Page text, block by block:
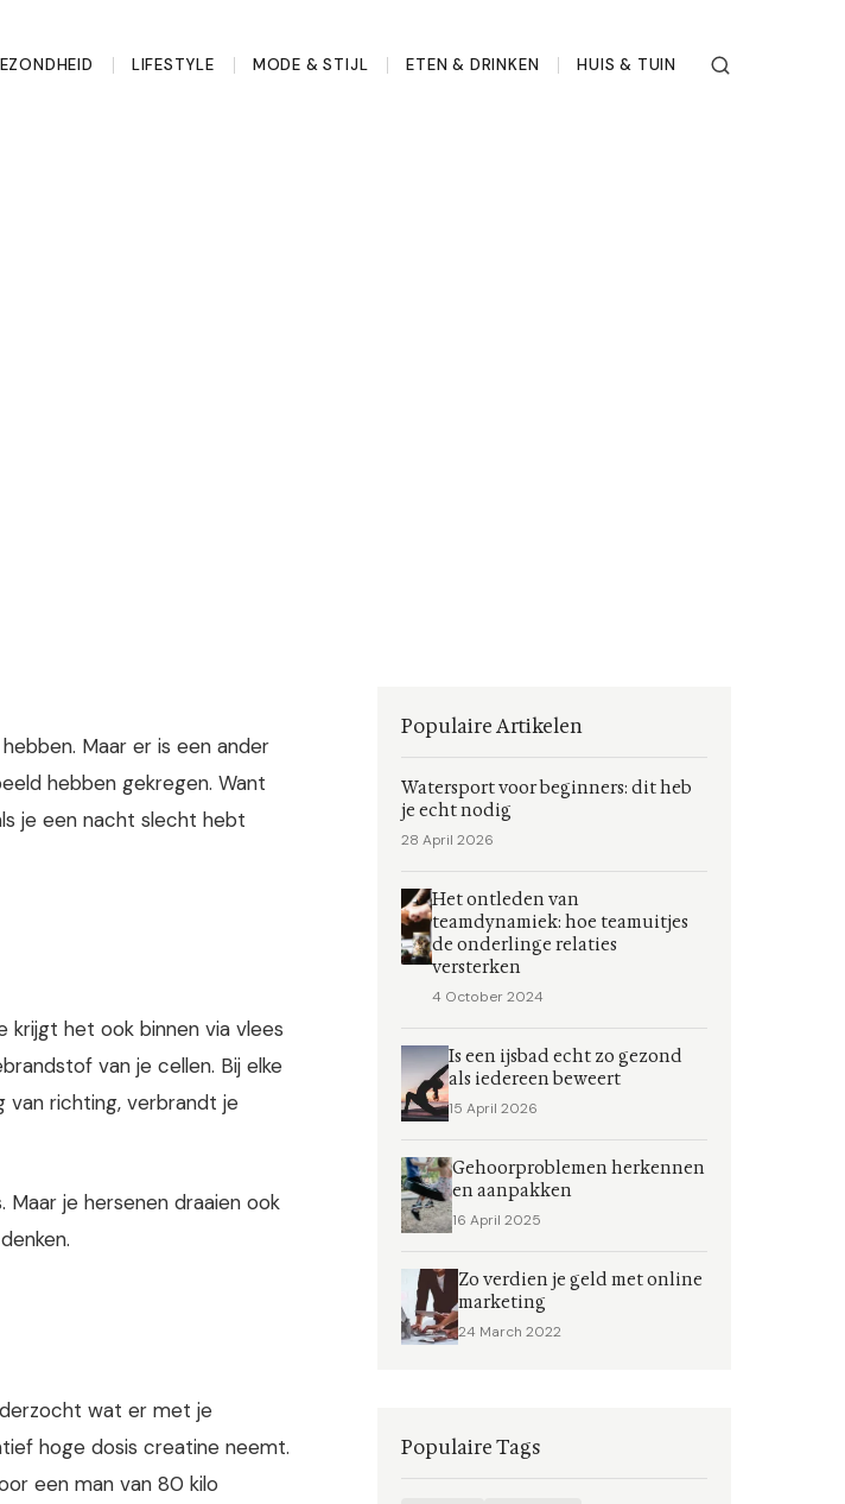
LIFESTYLE MODE & STIJL ETEN & DRINKEN HUIS & TUIN
Maar er is een ander
hebben gekregen. Want
je een nacht slecht hebt
krijgt het ook binnen via vlees
van je cellen. Bij elke
van richting, verbrandt je
je hersenen draaien ook
wat er met je
hoge dosis creatine neemt.
een man van 80 kilo
Populaire Artikelen
Watersport voor beginners: dit heb
je echt nodig
28 April 2026
Het ontleden van
teamdynamiek: hoe teamuitjes
de onderlinge relaties
versterken
4 October 2024
Is een ijsbad echt zo gezond
als iedereen beweert
15 April 2026
Gehoorproblemen herkennen
en aanpakken
16 April 2025
Zo verdien je geld met online
marketing
24 March 2022
Populaire Tags